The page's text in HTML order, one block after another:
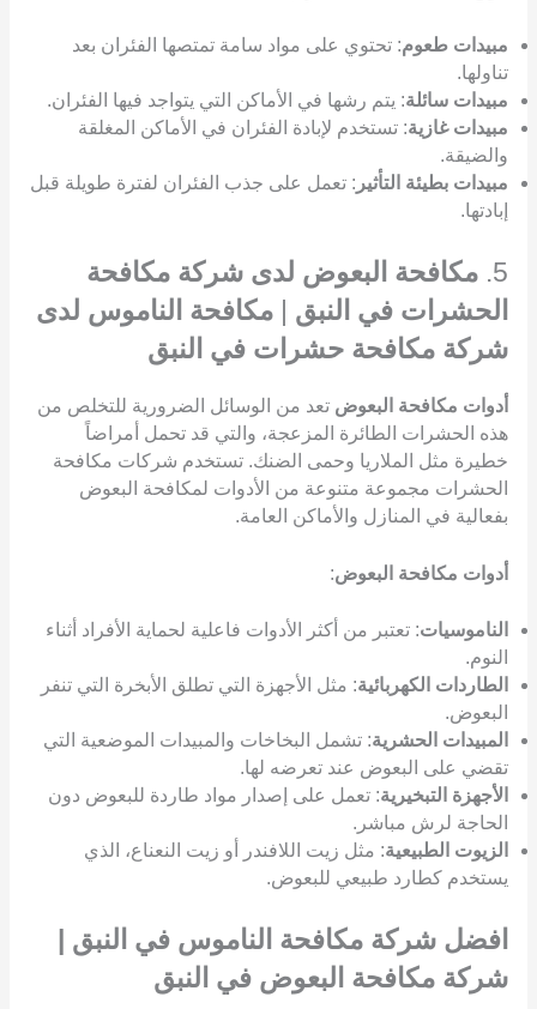
مبيدات طعوم: تحتوي على مواد سامة تمتصها الفئران بعد
تناولها.
مبيدات سائلة: يتم رشها في الأماكن التي يتواجد فيها الفئران.
مبيدات غازية: تستخدم لإبادة الفئران في الأماكن المغلقة
والضيقة.
مبيدات بطيئة التأثير : تعمل على جذب الفئران لفترة طويلة قبل
إبادتها.
5. مكافحة البعوض لدى شركة مكافحة
الحشرات في النبق | مكافحة الناموس لدى
شركة مكافحة حشرات في النبق
أدوات مكافحة البعوض تعد من الوسائل الضرورية للتخلص من
هذه الحشرات الطائرة المزعجة، والتي قد تحمل أمراضاً
خطيرة مثل الملاريا وحمى الضنك. تستخدم شركات مكافحة
الحشرات مجموعة متنوعة من الأدوات لمكافحة البعوض
بفعالية في المنازل والأماكن العامة.
أدوات مكافحة البعوض:
الناموسيات: تعتبر من أكثر الأدوات فاعلية لحماية الأفراد أثناء
النوم.
الطاردات الكهربائية: مثل الأجهزة التي تطلق الأبخرة التي تنفر
البعوض.
المبيدات الحشرية: تشمل البخاخات والمبيدات الموضعية التي
تقضي على البعوض عند تعرضه لها.
الأجهزة التبخيرية: تعمل على إصدار مواد طاردة للبعوض دون
الحاجة لرش مباشر.
الزيوت الطبيعية: مثل زيت اللافندر أو زيت النعناع، الذي
يستخدم كطارد طبيعي للبعوض.
افضل شركة مكافحة الناموس في النبق |
شركة مكافحة البعوض في النبق